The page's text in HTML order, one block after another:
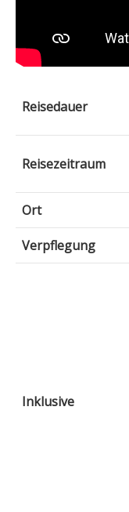
Reisedauer
Reisezeitraum
Ort
Verpflegung
Inklusive